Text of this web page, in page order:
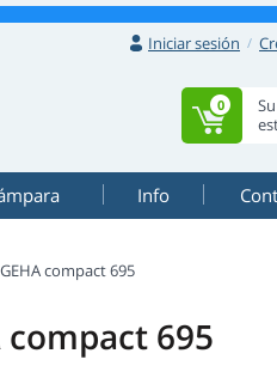
Iniciar sesión
0
Info
GEHA compact 695
695